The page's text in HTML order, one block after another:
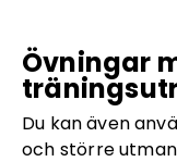
Övningar
Du kan även
och större